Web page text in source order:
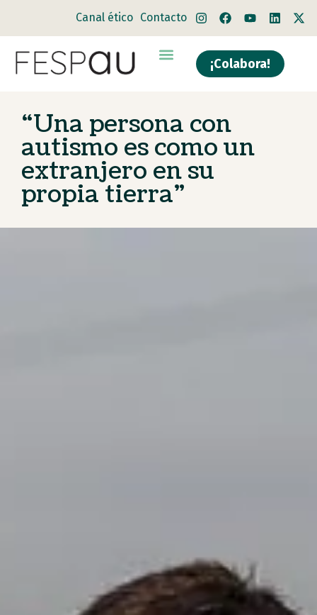
Canal ético Contacto
¡Colabora!
“Una persona con
autismo es como un
extranjero en su
propia tierra”